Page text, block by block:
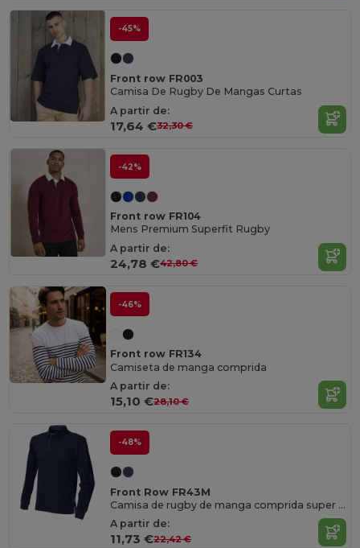
-45%
Front row FR003
Camisa De Rugby De Mangas Curtas
A partir de:
17,64 €32,30 €
-42%
Front row FR104
Mens Premium Superfit Rugby
A partir de:
24,78 €42,80 €
-46%
Front row FR134
Camiseta de manga comprida
A partir de:
15,10 €28,10 €
-48%
Front Row FR43M
Camisa de rugby de manga comprida super suave
A partir de:
11,73 €22,42 €